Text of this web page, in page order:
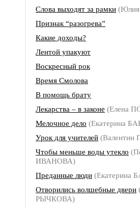
Слова выходят за рамки
Признак “разогрева”
Какие доходы?
Лентой упакуют
Воскресный рок
Время Смолова
В помощь брату
Лекарства – в законе (Елена
Мелочное дело (Екатерина
Урок для учителей (Валентин
Чтобы меньше воды утекло
ИВАНОВА)
Преданные люди (Екатерина
Отворились волшебные двери
РЫЧКОВА)